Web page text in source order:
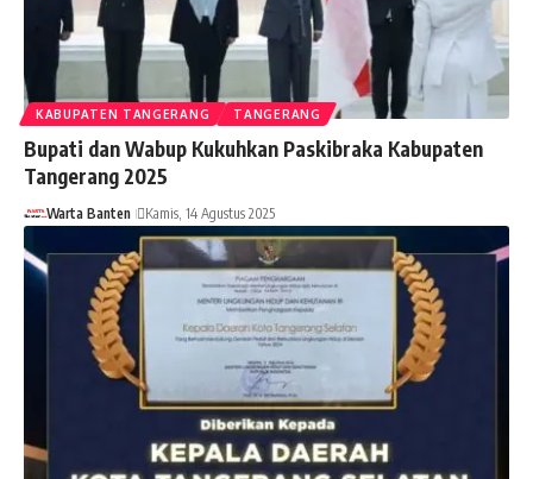
KABUPATEN TANGERANG TANGERANG
Bupati dan Wabup Kukuhkan Paskibraka Kabupaten
Tangerang 2025
Warta Banten Kamis, 14 Agustus 2025